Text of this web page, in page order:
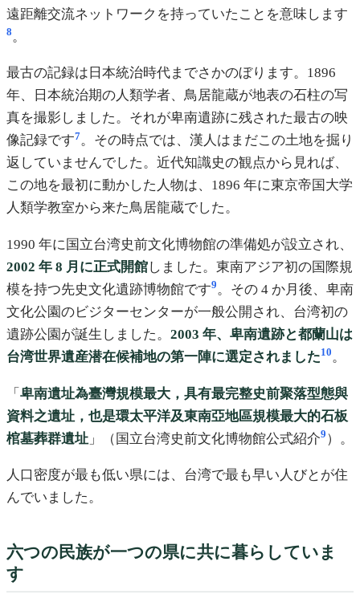
遠距離交流ネットワークを持っていたことを意味します
8 。
最古の記録は日本統治時代までさかのぼります。1896
年、日本統治期の人類学者、鳥居龍蔵が地表の石柱の写
真を撮影しました。それが卑南遺跡に残された最古の映
像記録です7。その時点では、漢人はまだこの土地を掘り
返していませんでした。近代知識史の観点から見れば、
この地を最初に動かした人物は、1896 年に東京帝国大学
人類学教室から来た鳥居龍蔵でした。
1990 年に国立台湾史前文化博物館の準備処が設立され、
2002 年 8 月に正式開館しました。東南アジア初の国際規
模を持つ先史文化遺跡博物館です9。その 4 か月後、卑南
文化公園のビジターセンターが一般公開され、台湾初の
遺跡公園が誕生しました。 2003 年、卑南遺跡と都蘭山は
台湾世界遺産潜在候補地の第一陣に選定されました10。
「 卑南遺址為臺灣規模最大，具有最完整史前聚落型態與
資料之遺址，也是環太平洋及東南亞地區規模最大的石板
棺墓葬群遺址 」（国立台湾史前文化博物館公式紹介9 ）。
人口密度が最も低い県には、台湾で最も早い人びとが住
んでいました。
六つの民族が一つの県に共に暮らしていま
す